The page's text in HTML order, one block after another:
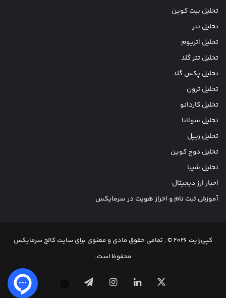
تحلیل بیت کوین
تحلیل تتر
تحلیل اتریوم
تحلیل تتر گلد
تحلیل پکس گلد
تحلیل ترون
تحلیل کاردانو
تحلیل سولانا
تحلیل ریپل
تحلیل دوج کوین
تحلیل شیبا
اخبار ارز دیجیتال
آموزش ثبت نام و احراز هویت در سرمایکس
کپی‌رایت 2026 © , تمامی حقوق مادی و معنوی برای سایت کالج سرمایکس
محفوظ است.
لینکدین اینستاگرامتلگرام آپارات